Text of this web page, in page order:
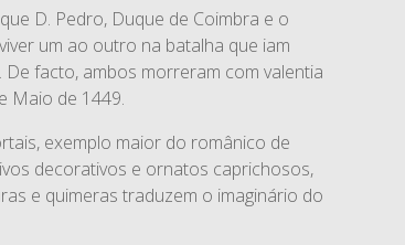
D. Pedro, Duque de Coimbra e o
um ao outro na batalha que iam
facto, ambos morreram com valentia
Maio de 1449.
exemplo maior do românico de
decorativos e ornatos caprichosos,
e quimeras traduzem o imaginário do